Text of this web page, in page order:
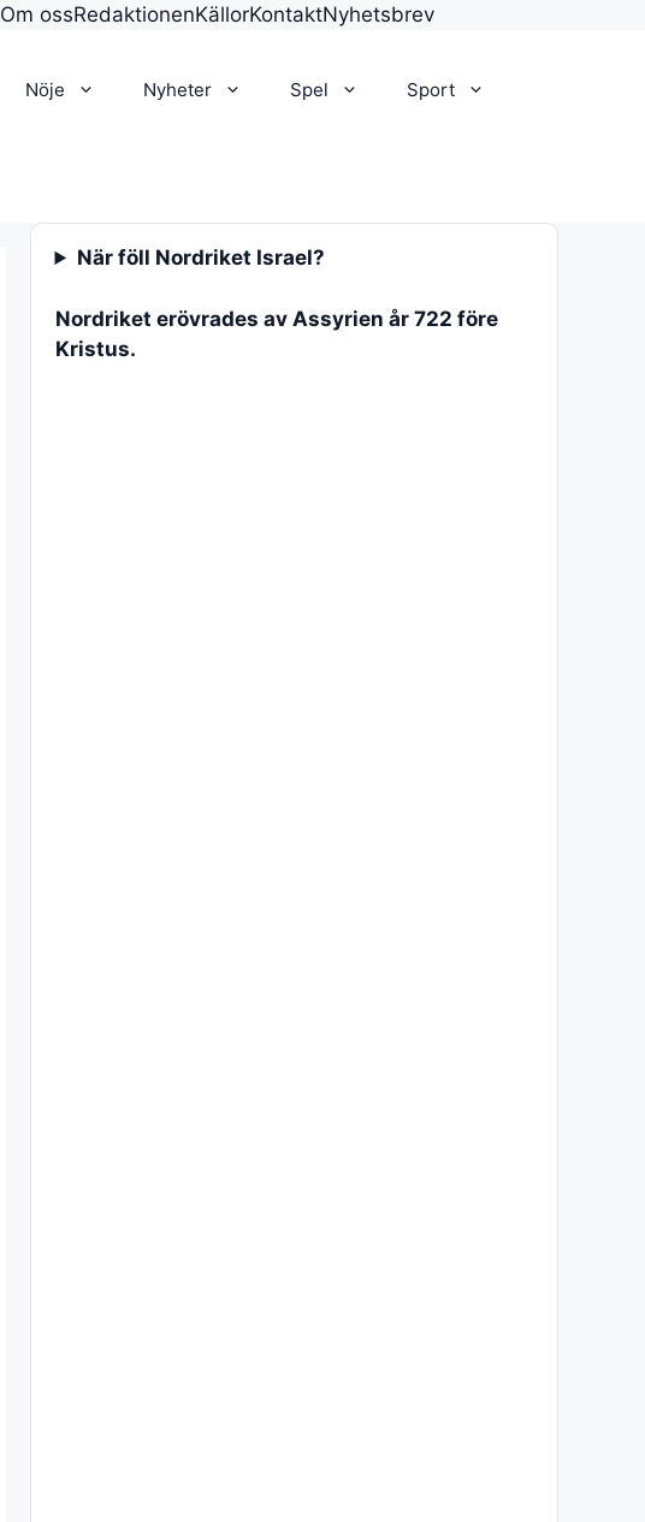
Om ossRedaktionenKällorKontaktNyhetsbrev
Nöje Nyheter Spel Sport
När föll Nordriket Israel?
Nordriket erövrades av Assyrien år 722 före
Kristus.